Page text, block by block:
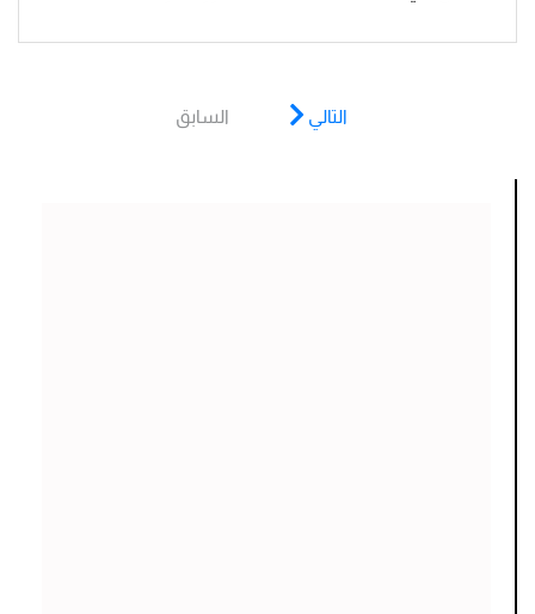
التالي السابق